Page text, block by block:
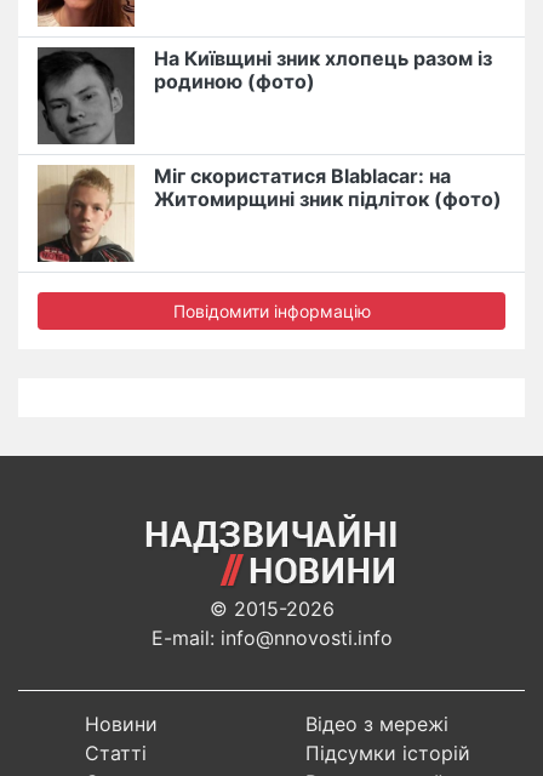
На Київщині зник хлопець разом із
родиною (фото)
Міг скористатися Blablacar: на
Житомирщині зник підліток (фото)
Повідомити інформацію
© 2015-2026
E-mail: info@nnovosti.info
Новини
Статті
Відео з мережі
Підсумки історій